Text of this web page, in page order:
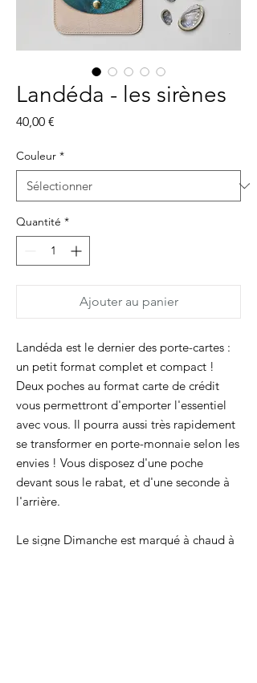
Landéda - les sirènes
40,00 €
Couleur *
Quantité *
Ajouter au panier
Landéda est le dernier des porte-cartes :
un petit format complet et compact !
Deux poches au format carte de crédit
vous permettront d'emporter l'essentiel
avec vous. Il pourra aussi très rapidement
se transformer en porte-monnaie selon les
envies ! Vous disposez d'une poche
devant sous le rabat, et d'une seconde à
l'arrière.
Le signe Dimanche est marqué à chaud à